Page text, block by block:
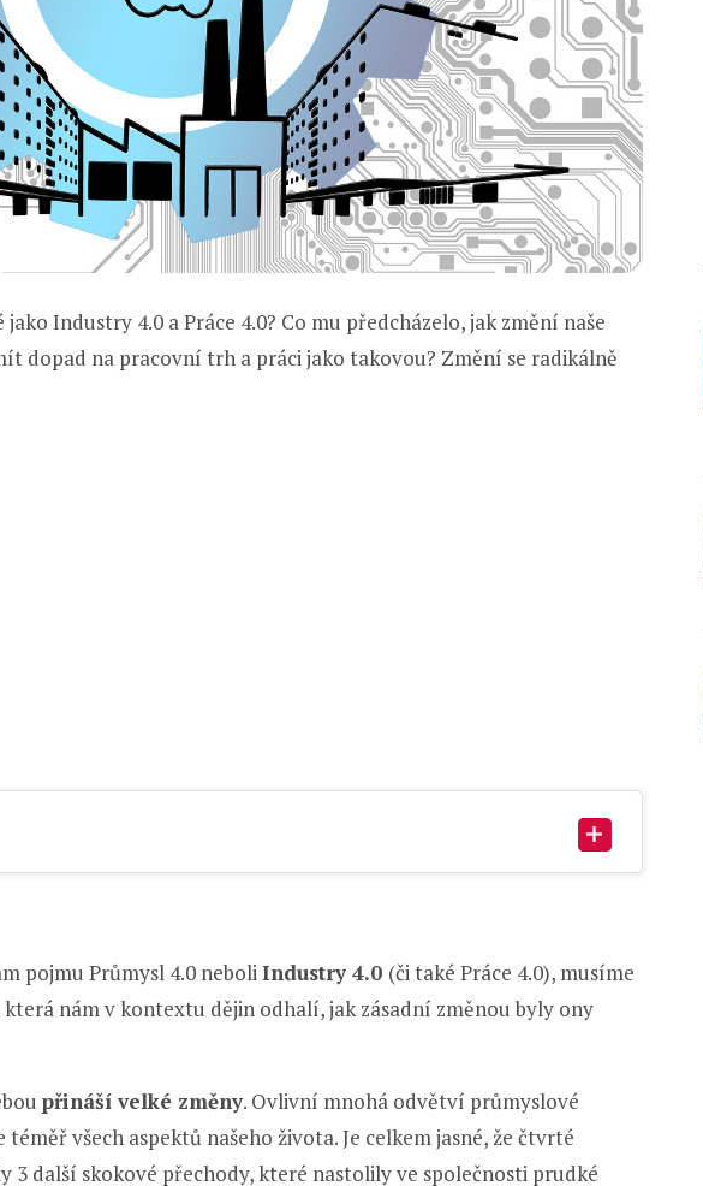
Industry 4.0 a Práce 4.0? Co mu předcházelo, jak změní naše
dopad na pracovní trh a práci jako takovou? Změní se radikálně
pojmu Průmysl 4.0 neboliIndustry 4.0 (či také Práce 4.0), musíme
nám v kontextu dějin odhalí, jak zásadní změnou byly ony
přináší velké změny. Ovlivní mnohá odvětví průmyslové
všech aspektů našeho života. Je celkem jasné, že čtvrté
3 další skokové přechody, které nastolily ve společnosti prudké